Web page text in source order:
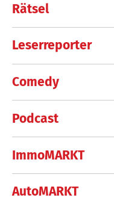
Rätsel
Leserreporter
Comedy
Podcast
ImmoMARKT
AutoMARKT